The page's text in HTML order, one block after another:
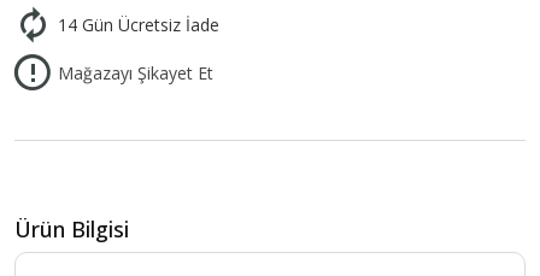
14 Gün Ücretsiz İade
Mağazayı Şikayet Et
Ürün Bilgisi